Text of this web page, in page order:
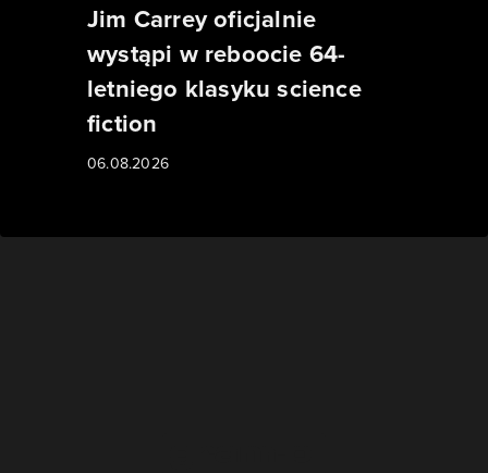
Jim Carrey oficjalnie
wystąpi w reboocie 64-
letniego klasyku science
fiction
06.08.2026